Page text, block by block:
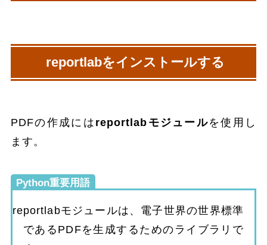
reportlabをインストールする
PDFの作成には reportlabモジュールを使用し
ます。
Python重要用語
reportlabモジュールは、電子世界の世界標準
であるPDFを生成するためのライブラリで